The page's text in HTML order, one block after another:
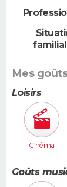
Mes
Loisirs
Cinéma
Goûts